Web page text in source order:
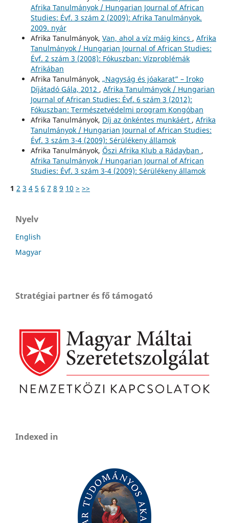
Afrika Tanulmányok / Hungarian Journal of African
Studies: Évf. 3 szám 2 (2009): Afrika Tanulmányok.
2009. nyár
Afrika Tanulmányok, Van, ahol a víz máig kincs , Afrika
Tanulmányok / Hungarian Journal of African Studies:
Évf. 2 szám 3 (2008): Fókuszban: Vízproblémák
Afrikában
Afrika Tanulmányok, „Nagyság és jóakarat” – Iroko
Díjátadó Gála, 2012 , Afrika Tanulmányok / Hungarian
Journal of African Studies: Évf. 6 szám 3 (2012):
Fókuszban: Természetvédelmi program Kongóban
Afrika Tanulmányok, Díj az önkéntes munkáért , Afrika
Tanulmányok / Hungarian Journal of African Studies:
Évf. 3 szám 3-4 (2009): Sérülékeny államok
Afrika Tanulmányok, Őszi Afrika Klub a Rádayban ,
Afrika Tanulmányok / Hungarian Journal of African
Studies: Évf. 3 szám 3-4 (2009): Sérülékeny államok
1 2 3 4 5 6 7 8 9 10 > >>
Nyelv
English
Magyar
Stratégiai partner és fő támogató
Indexed in